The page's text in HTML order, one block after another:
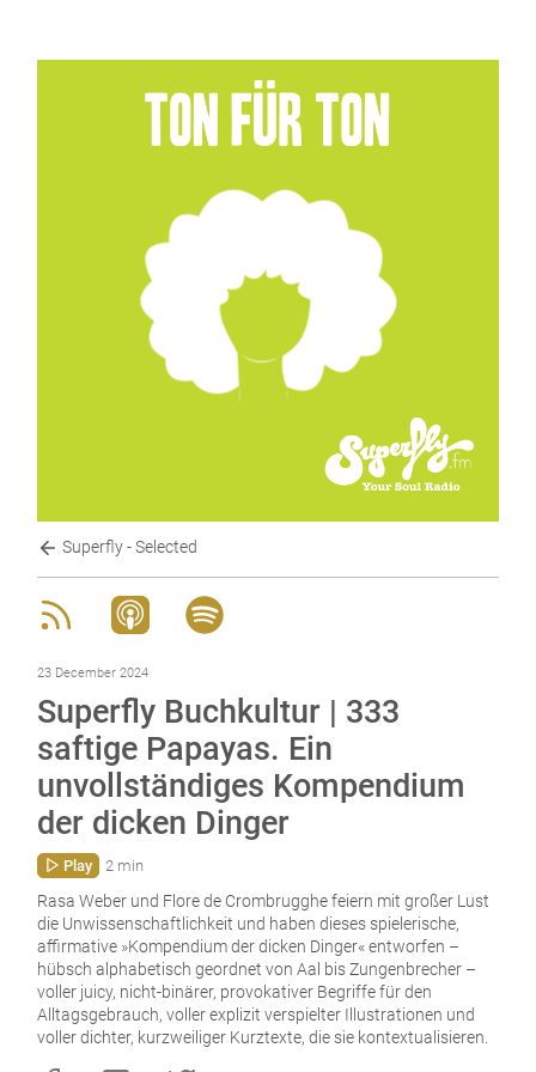
Superfly - Selected
23 December 2024
Superfly Buchkultur | 333
saftige Papayas. Ein
unvollständiges Kompendium
der dicken Dinger
Play 2 min
Rasa Weber und Flore de Crombrugghe feiern mit großer Lust
die Unwissenschaftlichkeit und haben dieses spielerische,
affirmative »Kompendium der dicken Dinger« entworfen –
hübsch alphabetisch geordnet von Aal bis Zungenbrecher –
voller juicy, nicht-binärer, provokativer Begriffe für den
Alltagsgebrauch, voller explizit verspielter Illustrationen und
voller dichter, kurzweiliger Kurztexte, die sie kontextualisieren.